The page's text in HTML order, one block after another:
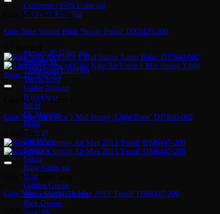
Converse 1970S
Converse Run Star
Onitsuka Tiger
Mexico 66
Serrano SL
Timberland
Travis Scott
Under Armour
Balenciaga
MLB
Dr. Martens
Hoka
Xvessel
Off-White
Saucony
Gucci
Bape
Dior
Golden Goose
Alexander McQueen
Rick Owens
Supreme
Giày Nike chính hãng
Giày Nike Vandal High ‘Stussy Fossil’ DX5425-200
5,500,000
₫
Giày Nike Air Force 1
Giày Nike Air Force 1 Mid Stussy ‘Light Bone’ DJ7840-002
5,100,000₫
Giày Nike chính hãng
Giày Nike x Stussy Air Max 2013 ‘Fossil’ DM6447-200
8,500,000₫